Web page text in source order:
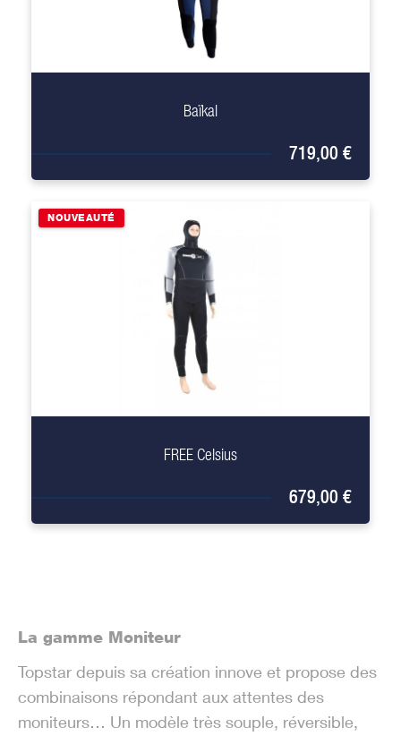
+
Baïkal
719,00 €
+
NOUVEAUTÉ
FREE Celsius
679,00 €
La gamme Moniteur
Topstar depuis sa création innove et propose des
combinaisons répondant aux attentes des
moniteurs… Un modèle très souple, réversible,